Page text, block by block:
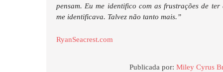
pensam. Eu me identifico com as frustrações de
me identificava. Talvez não tanto mais.”
RyanSeacrest.com
Publicada por:Miley Cyrus